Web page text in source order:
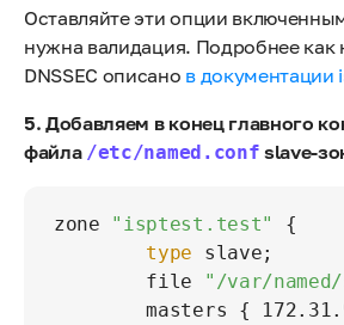
Оставляйте эти опции
нужна валидация. Подробнее как
DNSSEC описано в документации
5. Добавляем в конец главного
файла /etc/named.conf slave-
zone "isptest.test"
{
type slave;
        file
"/var/
masters {